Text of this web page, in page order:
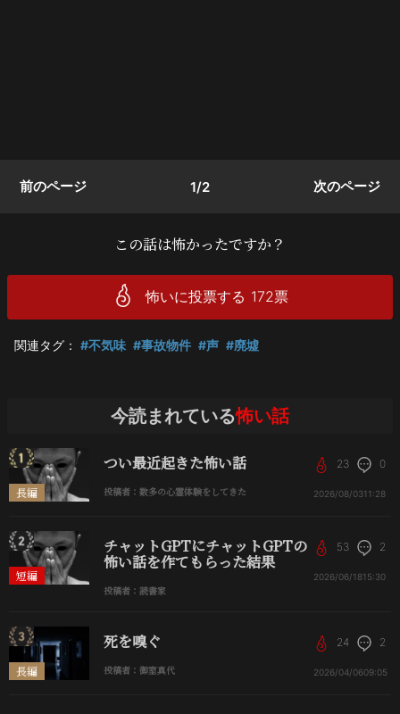
前のページ 次のページ
1/2
この話は怖かったですか？
怖いに投票する 172票
関連タグ： #不気味 #事故物件 #声 #廃墟
今読まれている怖い話
長編
つい最近起きた怖い話
投稿者：数多の心霊体験をしてきた
23 0
2026/08/0311:28
短編
チャットGPTにチャットGPTの
怖い話を作てもらった結果
投稿者：読書家
53 2
2026/06/1815:30
長編
死を嗅ぐ
投稿者：御室真代
24 2
2026/04/0609:05